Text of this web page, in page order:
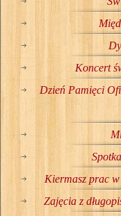
Koncert
Dzień Pamięci
Kiermasz prac
Zajęcia z